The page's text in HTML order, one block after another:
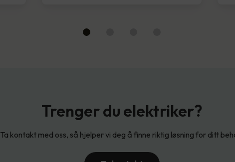
Trenger du elektriker?
Ta kontakt med oss, så hjelper vi deg å finne riktig løsning for ditt